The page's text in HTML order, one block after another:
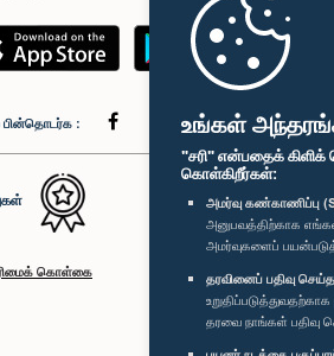
உங்கள்
"சரி" என்பதைக்
கொள்கிறீர்கள்:
அமர்வு கண்காணிப்பு
அனுபவத்திற்காக
அமர்வுகளைப்
தரவினைப் பதிவு
தரவை நாங்கள் பதிவு
பின்தொடர்க :
கொள்கை